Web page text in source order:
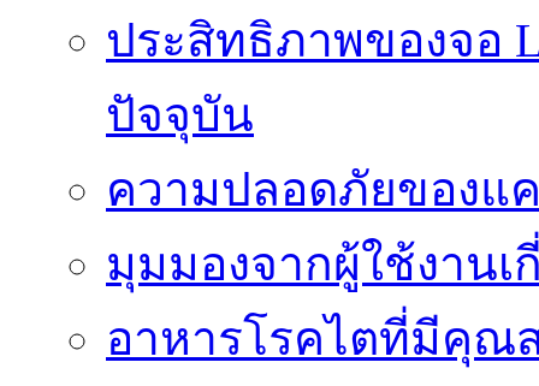
ประสิทธิภาพของจอ
ปัจจุบัน
ความปลอดภัยของแ
มุมมองจากผู้ใช้งาน
อาหารโรคไตที่มีคุณ